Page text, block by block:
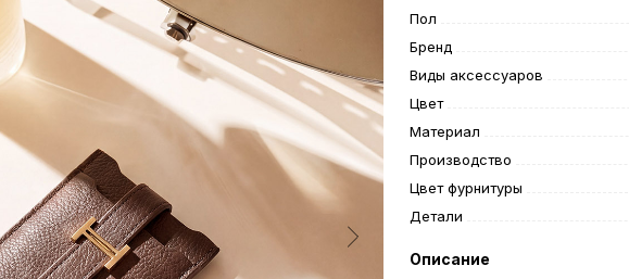
Пол
Бренд
Виды аксессуаров
Цвет
Материал
Производство
Цвет фурнитуры
Детали
Описание